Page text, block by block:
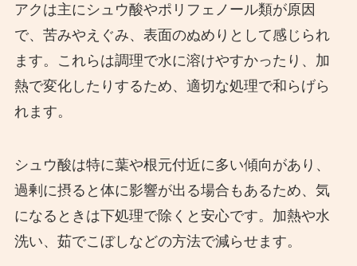
アクは主にシュウ酸やポリフェノール類が原因
で、苦みやえぐみ、表面のぬめりとして感じられ
ます。これらは調理で水に溶けやすかったり、加
熱で変化したりするため、適切な処理で和らげら
れます。
シュウ酸は特に葉や根元付近に多い傾向があり、
過剰に摂ると体に影響が出る場合もあるため、気
になるときは下処理で除くと安心です。加熱や水
洗い、茹でこぼしなどの方法で減らせます。